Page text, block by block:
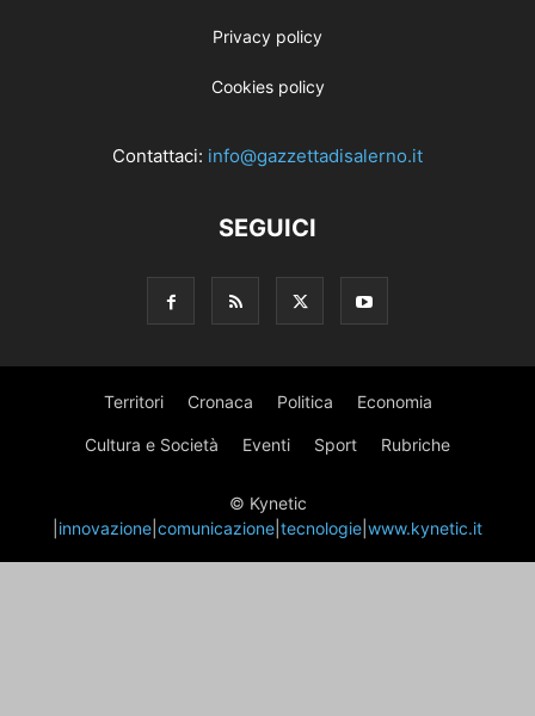
Privacy policy
Cookies policy
Contattaci: info@gazzettadisalerno.it
SEGUICI
Territori Cronaca Politica Economia
Cultura e Società Eventi Sport Rubriche
© Kynetic
innovazione comunicazione tecnologie www.kynetic.it